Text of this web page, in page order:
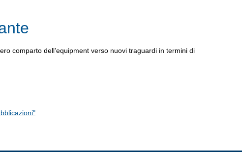
comparto dell’equipment verso nuovi traguardi in termini di